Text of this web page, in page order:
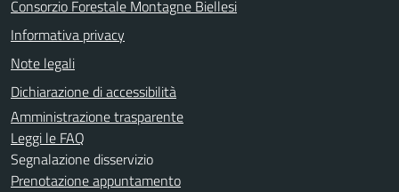
Consorzio Forestale Montagne Biellesi
Informativa privacy
Note legali
Dichiarazione di accessibilità
Amministrazione trasparente
Leggi le FAQ
Segnalazione disservizio
Prenotazione appuntamento